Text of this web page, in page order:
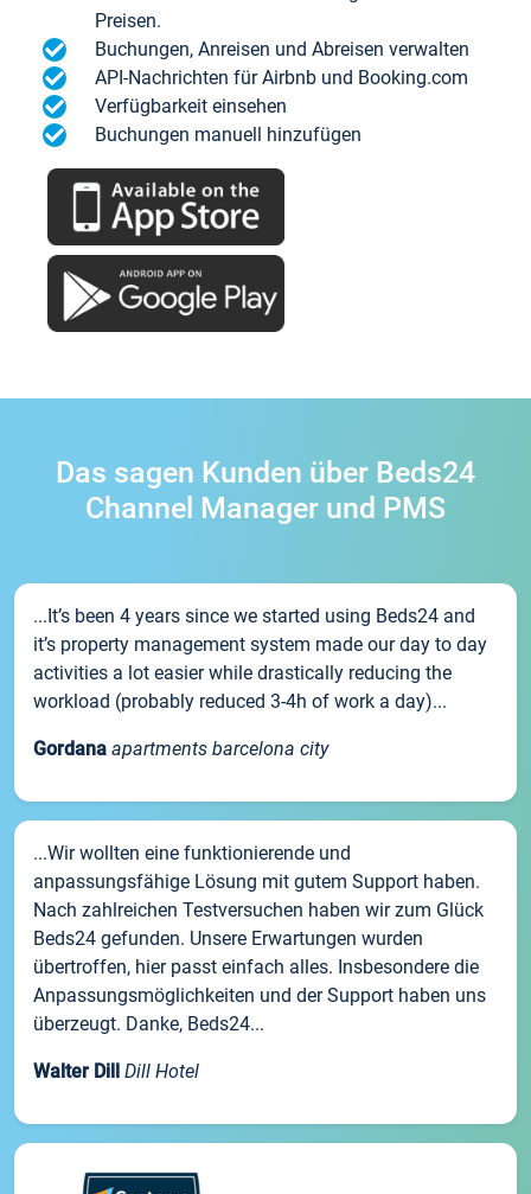
Preisen.
Buchungen, Anreisen und Abreisen verwalten
API-Nachrichten für Airbnb und Booking.com
Verfügbarkeit einsehen
Buchungen manuell hinzufügen
Das sagen Kunden über Beds24
Channel Manager und PMS
...It’s been 4 years since we started using Beds24 and
it’s property management system made our day to day
activities a lot easier while drastically reducing the
workload (probably reduced 3-4h of work a day)...
Gordana apartments barcelona city
...Wir wollten eine funktionierende und
anpassungsfähige Lösung mit gutem Support haben.
Nach zahlreichen Testversuchen haben wir zum Glück
Beds24 gefunden. Unsere Erwartungen wurden
übertroffen, hier passt einfach alles. Insbesondere die
Anpassungsmöglichkeiten und der Support haben uns
überzeugt. Danke, Beds24...
Walter Dill Dill Hotel